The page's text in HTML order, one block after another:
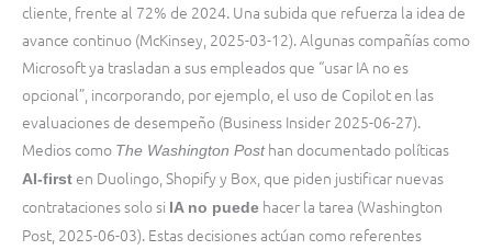
cliente, frente al 72% de 2024. Una subida que refuerza la idea de
avance continuo (McKinsey, 2025-03-12). Algunas compañías como
Microsoft ya trasladan a sus empleados que “usar IA no es
opcional”, incorporando, por ejemplo, el uso de Copilot en las
evaluaciones de desempeño (Business Insider 2025-06-27).
Medios como The Washington Posthan documentado políticas
AI-first en Duolingo, Shopify y Box, que piden justificar nuevas
contrataciones solo si IA no puede hacer la tarea (Washington
Post, 2025-06-03). Estas decisiones actúan como referentes